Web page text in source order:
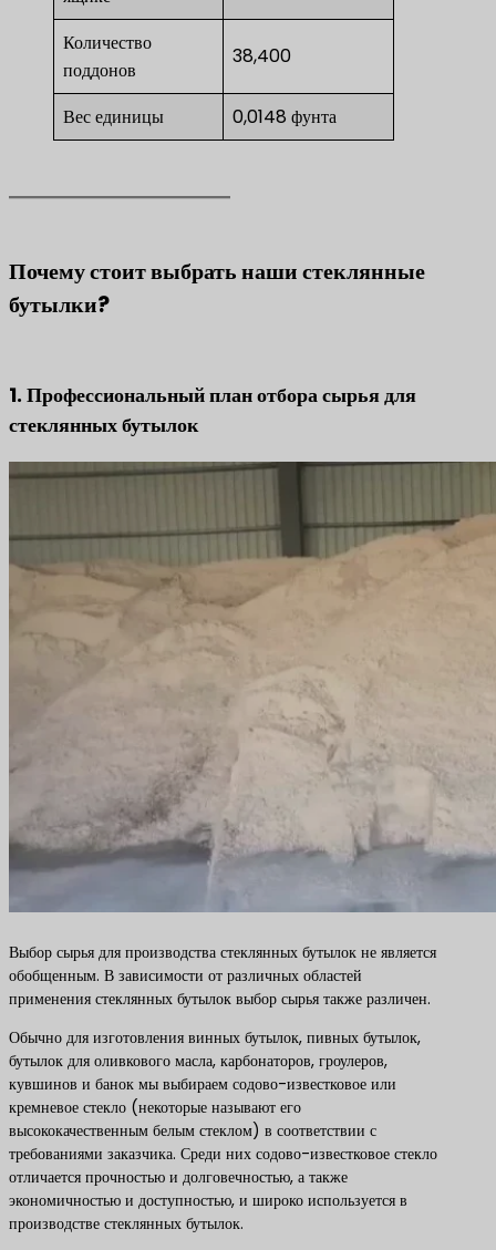
Количество
поддонов
38,400
Вес единицы 0,0148 фунта
Почему стоит выбрать наши стеклянные
бутылки?
1. Профессиональный план отбора сырья для
стеклянных бутылок
Выбор сырья для производства стеклянных бутылок не является
обобщенным. В зависимости от различных областей
применения стеклянных бутылок выбор сырья также различен.
Обычно для изготовления винных бутылок, пивных бутылок,
бутылок для оливкового масла, карбонаторов, гроулеров,
кувшинов и банок мы выбираем содово-известковое или
кремневое стекло (некоторые называют его
высококачественным белым стеклом) в соответствии с
требованиями заказчика. Среди них содово-известковое стекло
отличается прочностью и долговечностью, а также
экономичностью и доступностью, и широко используется в
производстве стеклянных бутылок.